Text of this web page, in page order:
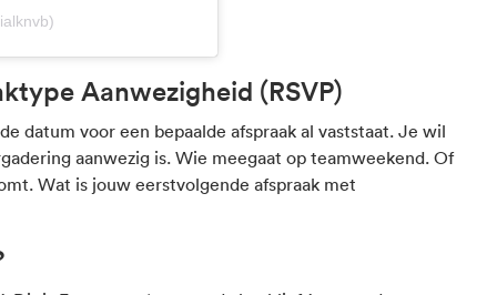
Aanwezigheid (RSVP)
datum voor een bepaalde afspraak al vaststaat. Je wil
aanwezig is. Wie meegaat op teamweekend. Of
Wat is jouw eerstvolgende afspraak met